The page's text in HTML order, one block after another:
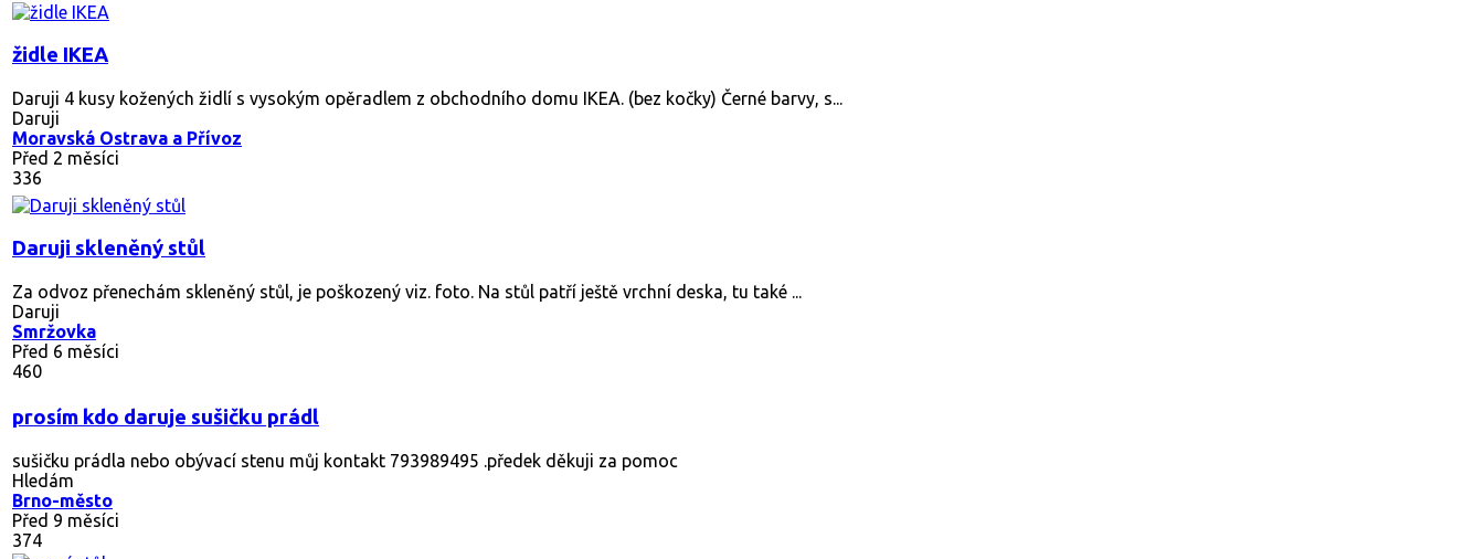
židle IKEA
Daruji 4 kusy kožených židlí s vysokým opěradlem z obchodního domu IKEA. (bez kočky) Černé barvy, s...
Daruji
Moravská Ostrava a Přívoz
Před 2 měsíci
336
Daruji skleněný stůl
Za odvoz přenechám skleněný stůl, je poškozený viz. foto. Na stůl patří ještě vrchní deska, tu také ...
Daruji
Smržovka
Před 6 měsíci
460
prosím kdo daruje sušičku prádl
sušičku prádla nebo obývací stenu můj kontakt 793989495 .předek děkuji za pomoc
Hledám
Brno-město
Před 9 měsíci
374